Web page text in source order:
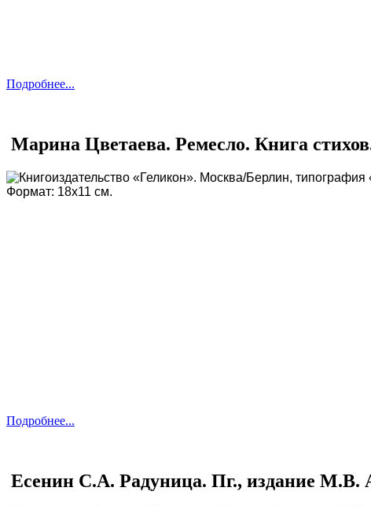
Подробнее...
Марина Цветаева. Ремесло. Книга
Книгоиздательство «Геликон». Москва/Берлин,
Формат: 18х11 см.
Подробнее...
Есенин С.А. Радуница. Пг., издание М.В.